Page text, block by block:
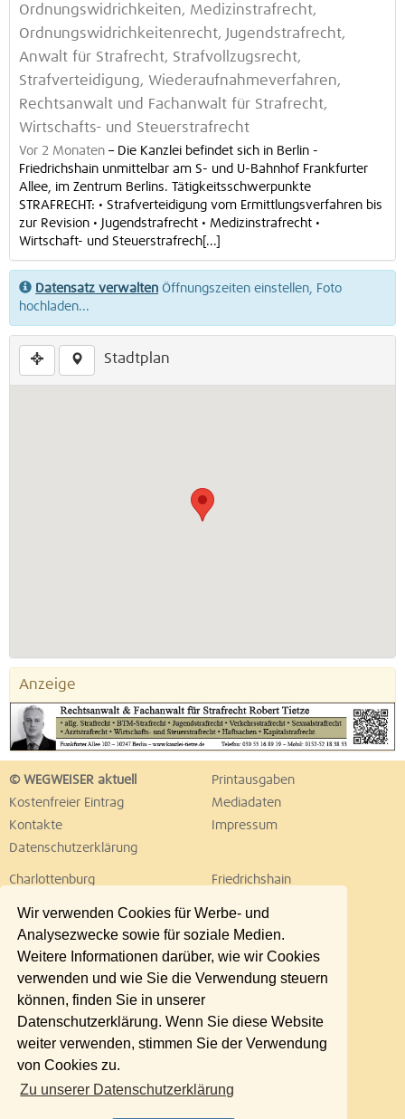
Wir verwenden Cookies für Werbe- und
Analysezwecke sowie für soziale Medien.
Weitere Informationen darüber, wie wir Cookies
verwenden und wie Sie die Verwendung steuern
können, finden Sie in unserer
Datenschutzerklärung. Wenn Sie diese Website
weiter verwenden, stimmen Sie der Verwendung
von Cookies zu.
Zu unserer Datenschutzerklärung
Ordnungswidrichkeiten, Medizinstrafrecht,
Ordnungswidrichkeitenrecht, Jugendstrafrecht,
Anwalt für Strafrecht, Strafvollzugsrecht,
Strafverteidigung, Wiederaufnahmeverfahren,
Rechtsanwalt und Fachanwalt für Strafrecht,
Wirtschafts- und Steuerstrafrecht
Vor 2 Monaten – Die Kanzlei befindet sich in Berlin -
Friedrichshain unmittelbar am S- und U-Bahnhof Frankfurter
Allee, im Zentrum Berlins. Tätigkeitsschwerpunkte
STRAFRECHT: • Strafverteidigung vom Ermittlungsverfahren bis
zur Revision • Jugendstrafrecht • Medizinstrafrecht •
Wirtschaft- und Steuerstrafrech[...]
Datensatz verwalten Öffnungszeiten einstellen, Foto
hochladen...
Stadtplan
Anzeige
© WEGWEISER aktuell
Printausgaben
Kostenfreier Eintrag
Mediadaten
Kontakte
Impressum
Datenschutzerklärung
Charlottenburg
Friedrichshain
Lichtenberg
Marzahn
Neukölln
Pankow
Reinickendorf
Schöneberg
Spandau
Steglitz
Tempelhof
Treptow
Umland Ost